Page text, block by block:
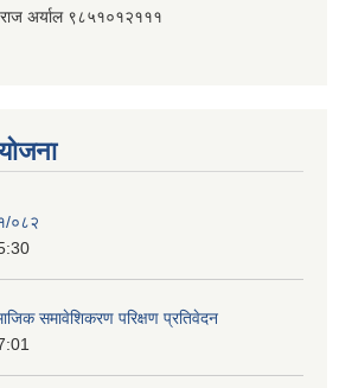
अर्याल ९८५१०१२१११
०८२
समावेशिकरण परिक्षण प्रतिवेदन